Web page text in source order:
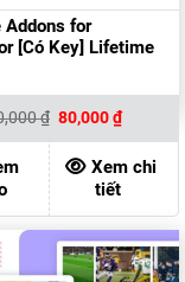
for
[Có Key] Lifetime
₫ Giá
gốc
là:
250,000 ₫.
80,000₫Giá
hiện
tại
là:
80,000
Xem chi
tiết